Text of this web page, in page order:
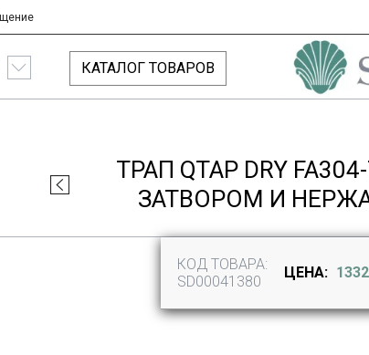
КАТАЛОГ ТОВАРОВ
ТРАП QTAP DRY
ЗАТВОРОМ И
КОД ТОВАРА:
SD00041380
ЦЕНА: 1332